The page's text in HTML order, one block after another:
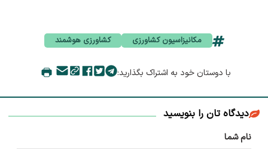
مکانیزاسیون کشاورزی کشاورزی هوشمند
با دوستان خود به اشتراک بگذارید:
دیدگاه تان را بنویسید
نام شما